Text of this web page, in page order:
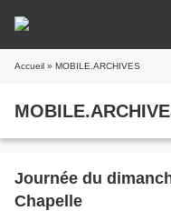
Accueil » MOBILE.ARCHIVES
Journée du
Chapelle